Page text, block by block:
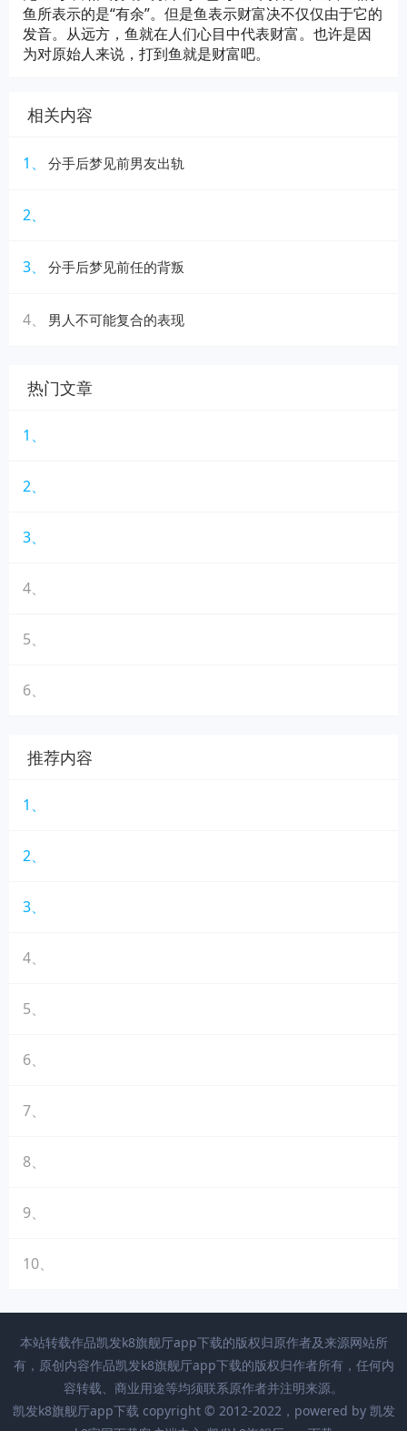
鱼所表示的是“有余”。但是鱼表示财富决不仅仅由于它的
发音。从远方，鱼就在人们心目中代表财富。也许是因
为对原始人来说，打到鱼就是财富吧。
相关内容
1、 分手后梦见前男友出轨
2、
3、 分手后梦见前任的背叛
4、 男人不可能复合的表现
热门文章
1、
2、
3、
4、
5、
6、
推荐内容
1、
2、
3、
4、
5、
6、
7、
8、
9、
10、
本站转载作品凯发k8旗舰厅app下载的版权归原作者及来源网站所
有，原创内容作品凯发k8旗舰厅app下载的版权归作者所有，任何内
容转载、商业用途等均须联系原作者并注明来源。
凯发k8旗舰厅app下载 copyright © 2012-2022，powered by 凯发